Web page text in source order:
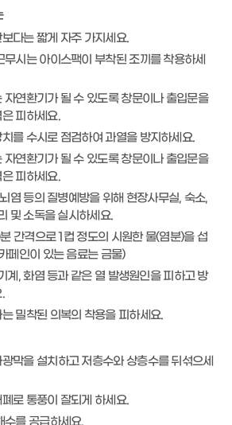
다는 짧게 자주 가지세요.
시는 아이스팩이 부착된 조끼를 착용하세
자연환기가 될 수 있도록 창문이나 출입문을
피하세요.
를 수시로 점검하여 과열을 방지하세요.
자연환기가 될 수 있도록 창문이나 출입문을
피하세요.
염 등의 질병예방을 위해 현장사무실, 숙소,
및 소독을 실시하세요.
간격으로 1컵 정도의 시원한 물(염분)을 섭
페인이 있는 음료는 금물)
계, 화염 등과 같은 열 발생원인을 피하고 방
밀착된 의복의 착용을 피하세요.
막을 설치하고 저층수와 상층수를 뒤섞으세
로 통풍이 잘되게 하세요.
수를 공급하세요.